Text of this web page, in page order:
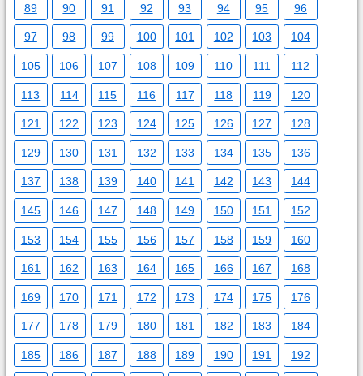
89 90 91 92 93 94 95 96
97 98 99 100 101 102 103 104
105 106 107 108 109 110 111 112
113 114 115 116 117 118 119 120
121 122 123 124 125 126 127 128
129 130 131 132 133 134 135 136
137 138 139 140 141 142 143 144
145 146 147 148 149 150 151 152
153 154 155 156 157 158 159 160
161 162 163 164 165 166 167 168
169 170 171 172 173 174 175 176
177 178 179 180 181 182 183 184
185 186 187 188 189 190 191 192